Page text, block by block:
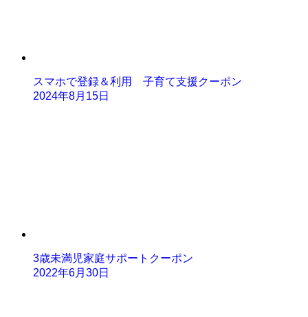
スマホで登録＆利用 子育て支援クーポン
2024年8月15日
3歳未満児家庭サポートクーポン
2022年6月30日